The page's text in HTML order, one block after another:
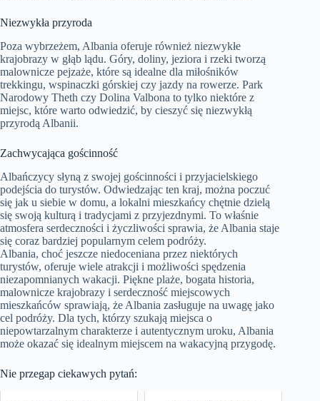
Niezwykła przyroda
Poza wybrzeżem, Albania oferuje również niezwykłe
krajobrazy w głąb lądu. Góry, doliny, jeziora i rzeki tworzą
malownicze pejzaże, które są idealne dla miłośników
trekkingu, wspinaczki górskiej czy jazdy na rowerze. Park
Narodowy Theth czy Dolina Valbona to tylko niektóre z
miejsc, które warto odwiedzić, by cieszyć się niezwykłą
przyrodą Albanii.
Zachwycająca gościnność
Albańczycy słyną z swojej gościnności i przyjacielskiego
podejścia do turystów. Odwiedzając ten kraj, można poczuć
się jak u siebie w domu, a lokalni mieszkańcy chętnie dzielą
się swoją kulturą i tradycjami z przyjezdnymi. To właśnie
atmosfera serdeczności i życzliwości sprawia, że Albania staje
się coraz bardziej popularnym celem podróży.
Albania, choć jeszcze niedoceniana przez niektórych
turystów, oferuje wiele atrakcji i możliwości spędzenia
niezapomnianych wakacji. Piękne plaże, bogata historia,
malownicze krajobrazy i serdeczność miejscowych
mieszkańców sprawiają, że Albania zasługuje na uwagę jako
cel podróży. Dla tych, którzy szukają miejsca o
niepowtarzalnym charakterze i autentycznym uroku, Albania
może okazać się idealnym miejscem na wakacyjną przygodę.
Nie przegap ciekawych pytań: